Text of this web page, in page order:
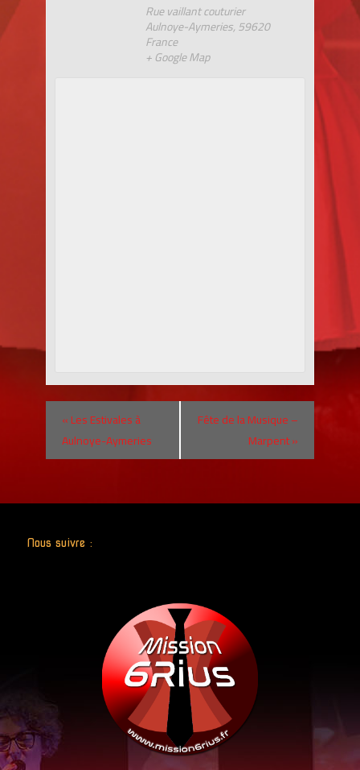
Rue vaillant couturier
Aulnoye-Aymeries,59620
France
+ Google Map
«Les Estivales à
Aulnoye-Aymeries
Fête de la Musique –
Marpent»
Nous suivre :